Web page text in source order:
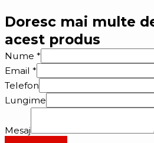
Doresc mai multe
acest produs
Nume *
Email *
Telefon
Lungime
Mesaj